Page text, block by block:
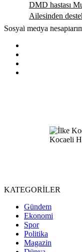
DMD hastası
Ailesinden
Sosyal medya
KATEGORİLER
Gündem
Ekonomi
Spor
Politika
Magazin